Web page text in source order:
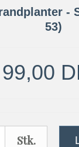
-
53)
99,00
Stk.